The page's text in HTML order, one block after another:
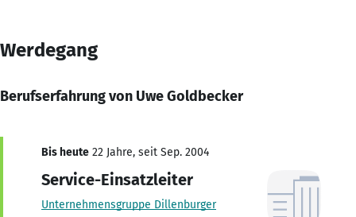
Werdegang
Berufserfahrung von Uwe Goldbecker
Bis heute 22 Jahre, seit Sep. 2004
Service-Einsatzleiter
Unternehmensgruppe Dillenburger